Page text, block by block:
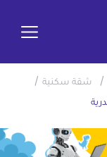
/ شقة سكنية /